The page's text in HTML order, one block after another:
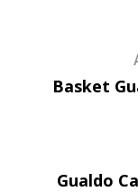
Basket
Gualdo